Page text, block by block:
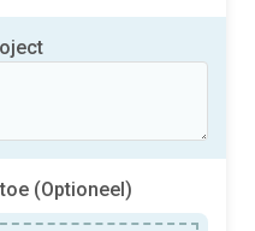
(Optioneel)